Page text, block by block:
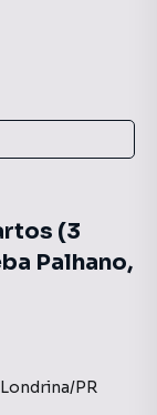
(3
Palhano,
Londrina/PR